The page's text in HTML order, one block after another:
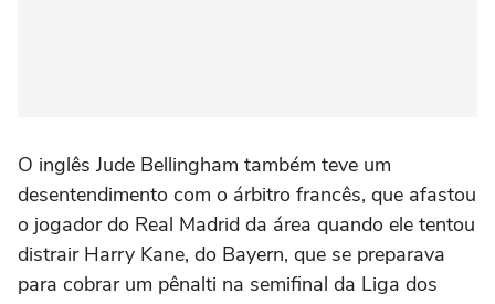
O inglês Jude Bellingham também teve um
desentendimento com o árbitro ‌francês, que afastou
o jogador do Real Madrid da área quando ele tentou
distrair Harry Kane, do Bayern, que ⁠se preparava
para cobrar um pênalti na semifinal da Liga dos